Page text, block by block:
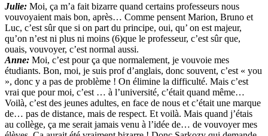
Julie: Moi, ça m’a fait bizarre quand certains professeurs nous
vouvoyaient mais bon, après… Comme pensent Marion, Bruno et
Luc, c’est sûr que si on part du principe, oui, qu’ on est majeur,
qu’on n’est ni plus ni moins (6)que le professeur, c’est sûr que,
ouais, vouvoyer, c’est normal aussi.
Anne: Moi, c’est pour ça que normalement, je vouvoie mes
étudiants. Bon, moi, je suis prof d’anglais, donc souvent, c’est « you
», donc y a pas de problème ! On élimine la difficulté. Mais c’est
vrai que pour moi, c’est … à l’université, c’était quand même…
Voilà, c’est des jeunes adultes, en face de nous et c’était une marque
de… pas de distance, mais de respect. Et voilà. Mais quand j’étais
au collège, ça me serait jamais venu à l’idée de… de vouvoyer mes